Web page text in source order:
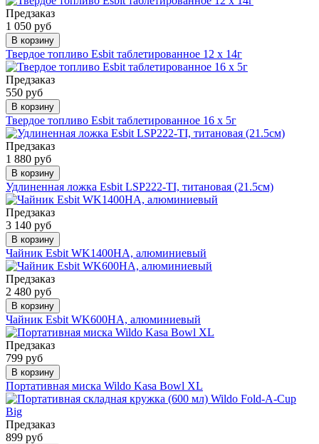
Предзаказ
1 050 руб
В корзину
Твердое топливо Esbit таблетированное 12 x 14г
Предзаказ
550 руб
В корзину
Твердое топливо Esbit таблетированное 16 x 5г
Предзаказ
1 880 руб
В корзину
Удлиненная ложка Esbit LSP222-TI, титановая (21.5cм)
Предзаказ
3 140 руб
В корзину
Чайник Esbit WK1400HA, алюминиевый
Предзаказ
2 480 руб
В корзину
Чайник Esbit WK600HA, алюминиевый
Предзаказ
799 руб
В корзину
Портативная миска Wildo Kasa Bowl XL
Предзаказ
899 руб